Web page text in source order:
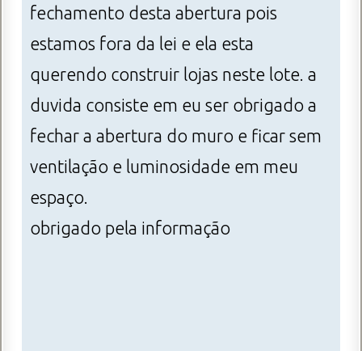
fechamento desta abertura pois
estamos fora da lei e ela esta
querendo construir lojas neste lote. a
duvida consiste em eu ser obrigado a
fechar a abertura do muro e ficar sem
ventilação e luminosidade em meu
espaço.
obrigado pela informação